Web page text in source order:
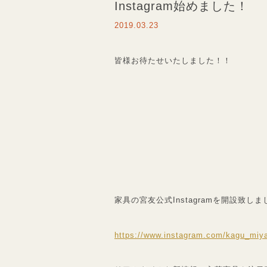
Instagram始めました！
2019.03.23
皆様お待たせいたしました！！
家具の宮友公式Instagramを開設致しま
https://www.instagram.com/